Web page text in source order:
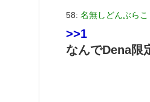
58: 名無しどんぶらこ
>>1
なんでDena限